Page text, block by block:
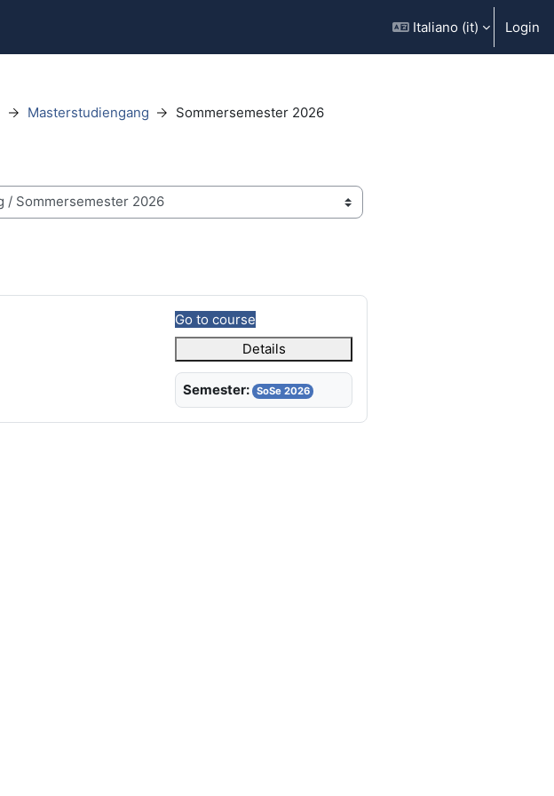
Italiano ‎(it)‎ Login
Masterstudiengang Sommersemester 2026
Go to course
Details
Semester: SoSe 2026